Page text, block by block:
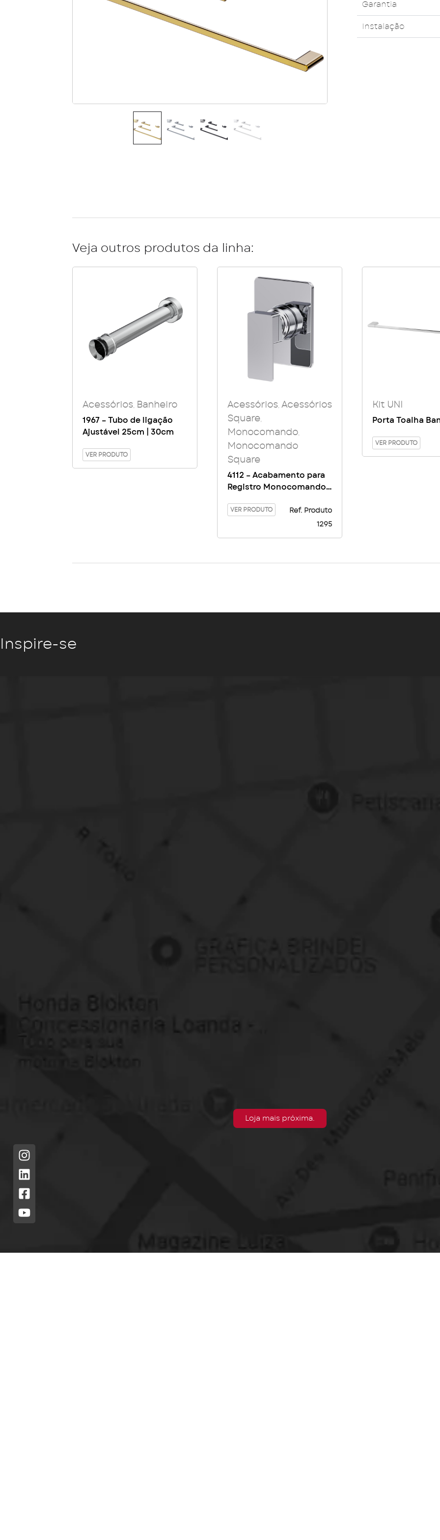
Garantia
Instalação
Veja outros produtos da linha:
Acessórios, Banheiro
1967 – Tubo de ligação
Ajustável 25cm | 30cm
VER PRODUTO
Acessórios, Acessórios
Square,
Monocomando,
Monocomando
Square
4112 – Acabamento para
Registro Monocomando
Cromado
VER PRODUTO
Ref. Produto
1295
Kit UNI
Porta Toalha
VER PRODUTO
Inspire-se
Loja mais próxima.